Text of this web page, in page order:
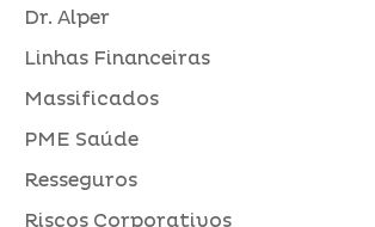
Dr. Alper
Linhas Financeiras
Massificados
PME Saúde
Resseguros
Riscos Corporativos